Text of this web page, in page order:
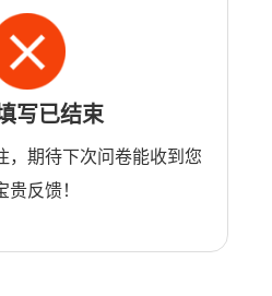
写已结束
，期待下次问卷能收到您
贵反馈！